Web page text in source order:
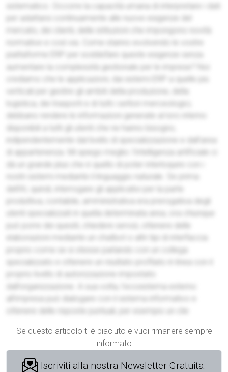
sistematico. Occorre la capacità umana di interpretare i dati
per adattarsi continuamente alle nuove esigenze del
piattaforme ERP per soddisfare queste esigenze senza
aumentare la complessità gestionale per le imprese? Noi
crediamo che le applicazioni, dai sistemi ERP a quelle più
verticali per gestire gli ambiti della produzione, della
logistica, dei trasporti e di tutti i settori merceologici,
debbano rendere le informazioni generate al loro interno
di appartenenza. Mi spiego meglio: l'intelligenza artificiale ci
dà un grande plus che è quello di poter interloquire con i
nostri sistemi mediante il linguaggio naturale. Se prima
dell’AI, quindi, interrogare gli applicativi per la parte
produttiva, contabile, amministrativa era prerogativa degli
utenti specializzati in quella determinata area, ora chiunque
può porre dei quesiti, chiedere servizi, ottenere delle
elaborazioni mediante un chatbot o altri tipi di interfaccia
dall’organizzazione. A sua volta, l'ecosistema esterno
all’impresa può dialogare con il sistema informativo e
Se questo articolo ti è piaciuto e vuoi rimanere sempre
informato
Iscriviti alla nostra Newsletter Gratuita.